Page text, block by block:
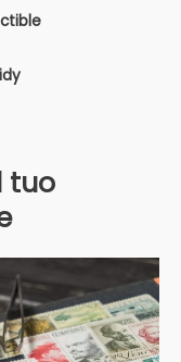
tuo